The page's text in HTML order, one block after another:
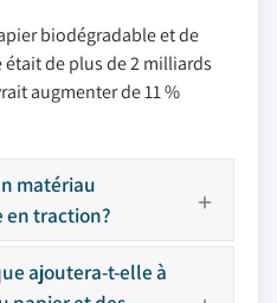
biodégradable et de
de plus de 2 milliards
augmenter de 11 %
matériau
traction?
ajoutera-t-elle à